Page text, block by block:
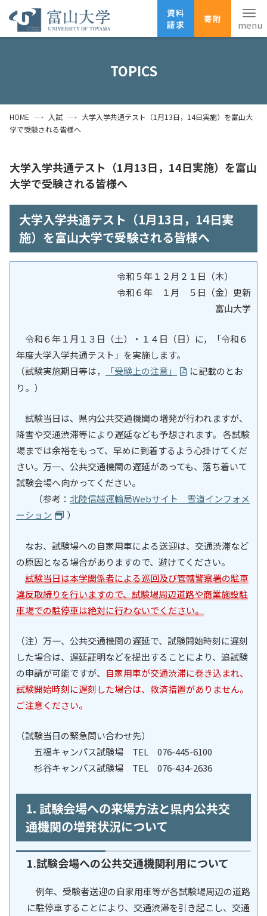
資料
請求
寄附
資料請求
寄附
広報刊行物
受験生の方 地域・一般の方 企業・研究者の方
卒業生の方 在学生の方
大学紹介
学部・大学院・施設
入試情報
研究・産学官連携
国際交流・留学
TOPICS
HOME 入試
大学入学共通テスト（1月13日，14日実施）を富山大
学で受験される皆様へ
大学入学共通テスト（1月13日，14日実施）を富山
大学で受験される皆様へ
大学入学共通テスト（1月13日，14日実
施）を富山大学で受験される皆様へ
令和５年１２月２１日（木）
令和６年 １月 ５日（金）更新
富山大学
令和６年１月１３日（土）・１４日（日）に，「令和６
年度大学入学共通テスト」を実施します。
（試験実施期日等は，
「受験上の注意」
に記載のとお
り。）
試験当日は、県内公共交通機関の増発が行われますが、
降雪や交通渋滞等により遅延なども予想されます。 各試験
場までは余裕をもって、早めに到着するよう心掛けてくだ
さい。万一、公共交通機関の遅延があっても、落ち着いて
試験会場へ向かってください。
（参考： 北陸信越運輸局Webサイト 雪道インフォメ
ーション
）
なお、試験場への自家用車による送迎は、交通渋滞など
の原因となる場合がありますので、避けてください。
試験当日は本学関係者による巡回及び管轄警察署の駐車
違反取締りを行いますので、試験場周辺道路や商業施設駐
車場での駐停車は絶対に行わないでください。
（注）万一、公共交通機関の遅延で、試験開始時刻に遅刻
した場合は、遅延証明などを提出することにより、追試験
の申請が可能ですが、 自家用車が交通渋滞に巻き込まれ、
試験開始時刻に遅刻した場合は、救済措置がありません。
ご注意ください。
（試験当日の緊急問い合わせ先）
五福キャンパス試験場 TEL 076-445-6100
杉谷キャンパス試験場 TEL 076-434-2636
1. 試験会場への来場方法と県内公共交
通機関の増発状況について
1.試験会場への公共交通機関利用について
例年、受験者送迎の自家用車等が各試験場周辺の道路
に駐停車することにより、交通渋滞を引き起こし、交通